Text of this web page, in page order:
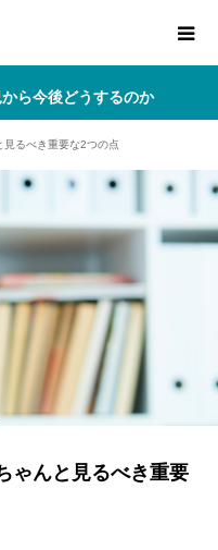
ら今後どうするのか
るべき重要な2つの点
ゃんと見るべき重要